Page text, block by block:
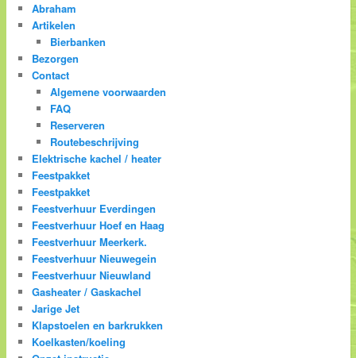
Abraham
Artikelen
Bierbanken
Bezorgen
Contact
Algemene voorwaarden
FAQ
Reserveren
Routebeschrijving
Elektrische kachel / heater
Feestpakket
Feestpakket
Feestverhuur Everdingen
Feestverhuur Hoef en Haag
Feestverhuur Meerkerk.
Feestverhuur Nieuwegein
Feestverhuur Nieuwland
Gasheater / Gaskachel
Jarige Jet
Klapstoelen en barkrukken
Koelkasten/koeling